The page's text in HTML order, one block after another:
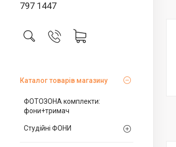
797 1447
Каталог товарів магазину
ФОТОЗОНА комплекти:
фони+тримач
Студійні ФОНИ